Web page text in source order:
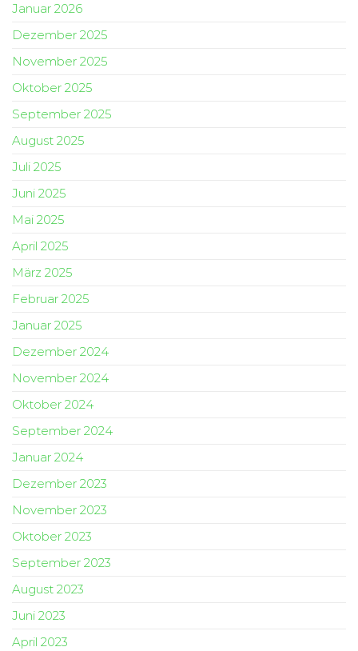
Januar 2026
Dezember 2025
November 2025
Oktober 2025
September 2025
August 2025
Juli 2025
Juni 2025
Mai 2025
April 2025
März 2025
Februar 2025
Januar 2025
Dezember 2024
November 2024
Oktober 2024
September 2024
Januar 2024
Dezember 2023
November 2023
Oktober 2023
September 2023
August 2023
Juni 2023
April 2023